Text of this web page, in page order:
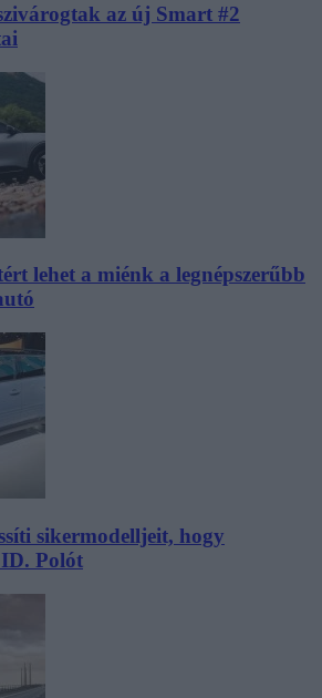
az új Smart #2
lehet a miénk a legnépszerűbb
sikermodelljeit, hogy
Polót